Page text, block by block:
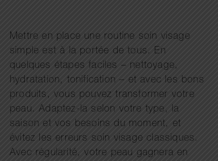
Mettre en place une routine soin visage
simple est à la portée de tous. En
quelques étapes faciles – nettoyage,
hydratation, tonification – et avec les bons
produits, vous pouvez transformer votre
peau. Adaptez-la selon votre type, la
saison et vos besoins du moment, et
évitez les erreurs soin visage classiques.
Avec régularité, votre peau gagnera en